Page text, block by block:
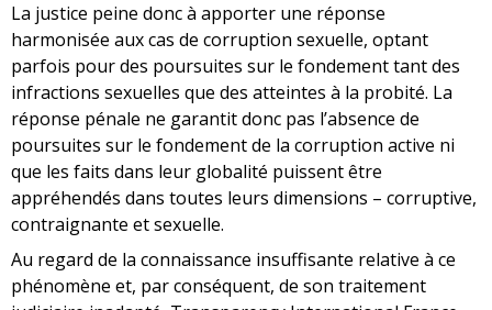
La justice peine donc à apporter une réponse
harmonisée aux cas de corruption sexuelle, optant
parfois pour des poursuites sur le fondement tant des
infractions sexuelles que des atteintes à la probité. La
réponse pénale ne garantit donc pas l’absence de
poursuites sur le fondement de la corruption active ni
que les faits dans leur globalité puissent être
appréhendés dans toutes leurs dimensions – corruptive,
contraignante et sexuelle.
Au regard de la connaissance insuffisante relative à ce
phénomène et, par conséquent, de son traitement